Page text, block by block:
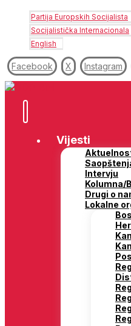
Partija Europskih Socijalista
Socijalistička Internacionala
English
Facebook X Instagram
Vijesti
Intervju
Kolumna/
Drugi o
Lokalne